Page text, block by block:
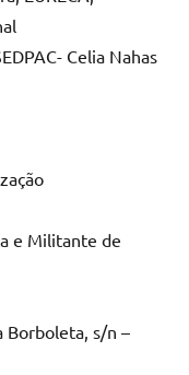
Celia Nahas
e Militante de
Borboleta, s/n –